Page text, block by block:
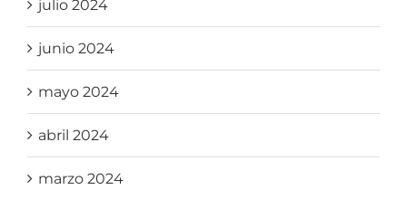
julio 2024
junio 2024
mayo 2024
abril 2024
marzo 2024